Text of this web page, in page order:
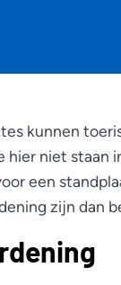
kunnen
hier niet staan
een
zijn dan